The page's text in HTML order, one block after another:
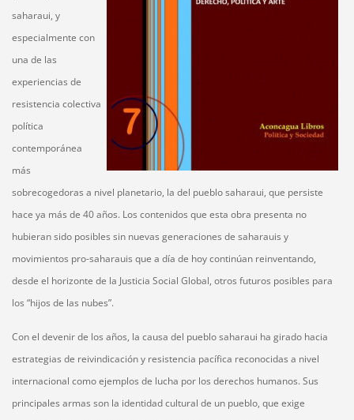
saharaui, y
especialmente con
una de las
experiencias de
resistencia colectiva
política
contemporánea
más
sobrecogedoras a nivel planetario, la del pueblo saharaui, que persiste
hace ya más de 40 años. Los contenidos que esta obra presenta no
hubieran sido posibles sin nuevas generaciones de saharauis y
movimientos pro-saharauis que a día de hoy continúan reinventando,
desde el horizonte de la Justicia Social Global, otros futuros posibles para
los “hijos de las nubes”.
Con el devenir de los años, la causa del pueblo saharaui ha girado hacia
estrategias de reivindicación y resistencia pacífica reconocidas a nivel
internacional como ejemplos de lucha por los derechos humanos. Sus
principales armas son la identidad cultural de un pueblo, que exige